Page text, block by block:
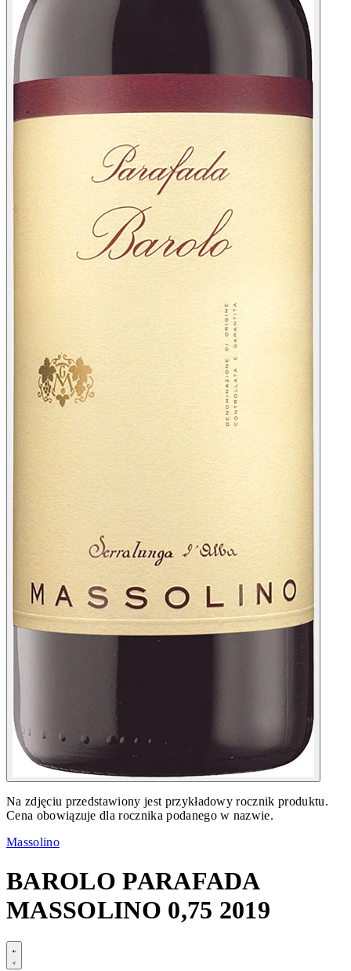
Na zdjęciu przedstawiony jest przykładowy rocznik produktu.
Cena obowiązuje dla rocznika podanego w nazwie.
Massolino
BAROLO PARAFADA
MASSOLINO 0,75 2019